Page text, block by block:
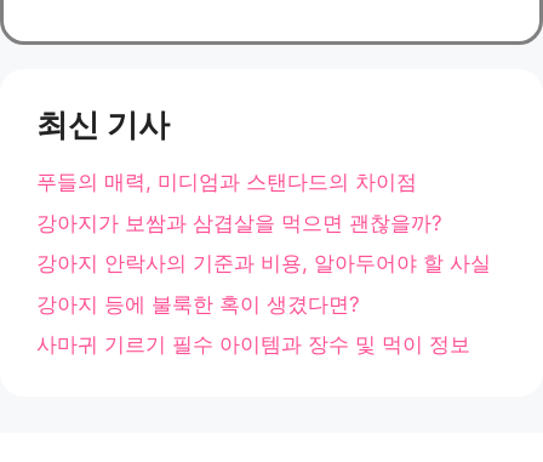
최신 기사
푸들의 매력, 미디엄과 스탠다드의 차이점
강아지가 보쌈과 삼겹살을 먹으면 괜찮을까?
강아지 안락사의 기준과 비용, 알아두어야 할 사실
강아지 등에 불룩한 혹이 생겼다면?
사마귀 기르기 필수 아이템과 장수 및 먹이 정보